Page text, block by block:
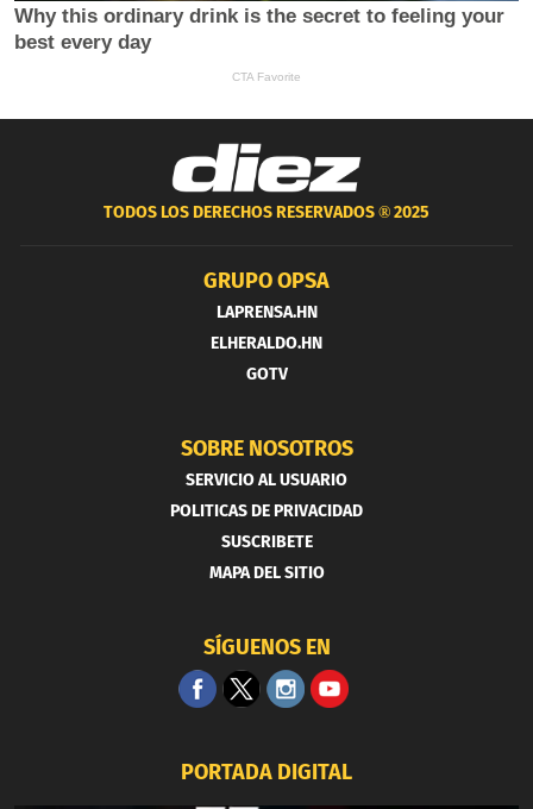
TODOS LOS DERECHOS RESERVADOS ®2025
GRUPO OPSA
LAPRENSA.HN
ELHERALDO.HN
GOTV
SOBRE NOSOTROS
SERVICIO AL USUARIO
POLITICAS DE PRIVACIDAD
SUSCRIBETE
MAPA DEL SITIO
SÍGUENOS EN
PORTADA DIGITAL